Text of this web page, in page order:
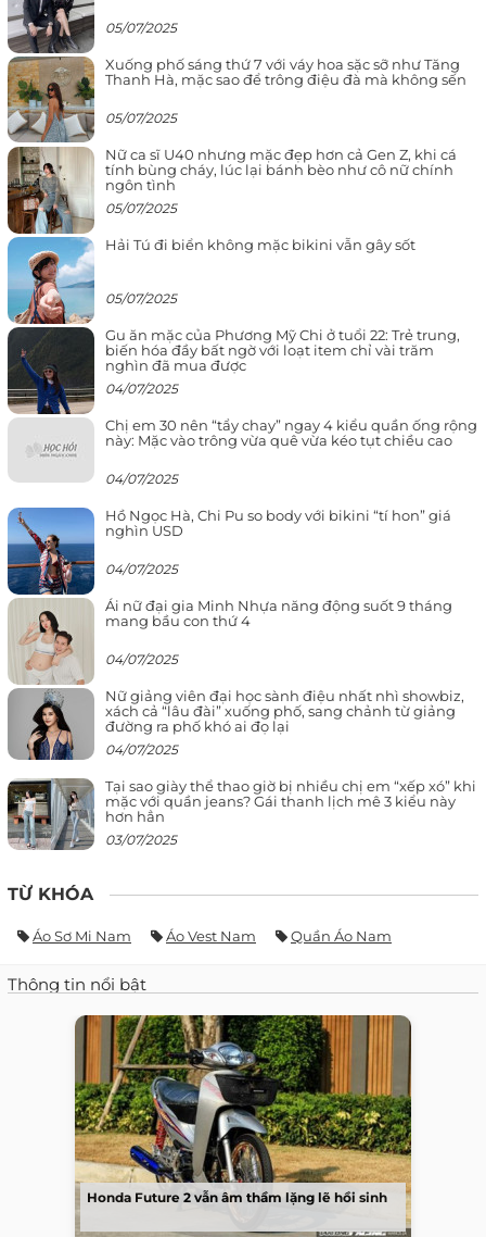
05/07/2025
Xuống phố sáng thứ 7 với váy hoa sặc sỡ như Tăng
Thanh Hà, mặc sao để trông điệu đà mà không sến
05/07/2025
Nữ ca sĩ U40 nhưng mặc đẹp hơn cả Gen Z, khi cá
tính bùng cháy, lúc lại bánh bèo như cô nữ chính
ngôn tình
05/07/2025
Hải Tú đi biển không mặc bikini vẫn gây sốt
05/07/2025
Gu ăn mặc của Phương Mỹ Chi ở tuổi 22: Trẻ trung,
biến hóa đầy bất ngờ với loạt item chỉ vài trăm
nghìn đã mua được
04/07/2025
Chị em 30 nên “tẩy chay” ngay 4 kiểu quần ống rộng
này: Mặc vào trông vừa quê vừa kéo tụt chiều cao
04/07/2025
Hồ Ngọc Hà, Chi Pu so body với bikini “tí hon” giá
nghìn USD
04/07/2025
Ái nữ đại gia Minh Nhựa năng động suốt 9 tháng
mang bầu con thứ 4
04/07/2025
Nữ giảng viên đại học sành điệu nhất nhì showbiz,
xách cả “lâu đài” xuống phố, sang chảnh từ giảng
đường ra phố khó ai đọ lại
04/07/2025
Tại sao giày thể thao giờ bị nhiều chị em “xếp xó” khi
mặc với quần jeans? Gái thanh lịch mê 3 kiểu này
hơn hẳn
03/07/2025
TỪ KHÓA
Áo Sơ Mi Nam Áo Vest Nam Quần Áo Nam
Thông tin nổi bật
Honda Future 2 vẫn âm thầm lặng lẽ hồi sinh